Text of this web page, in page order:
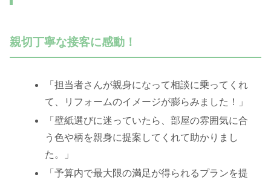
親切丁寧な接客に感動！
「担当者さんが親身になって相談に乗ってくれ
て、リフォームのイメージが膨らみました！」
「壁紙選びに迷っていたら、部屋の雰囲気に合
う色や柄を親身に提案してくれて助かりまし
た。」
「予算内で最大限の満足が得られるプランを提